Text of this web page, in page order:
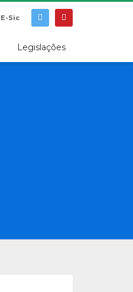
E-Sic
Legislações